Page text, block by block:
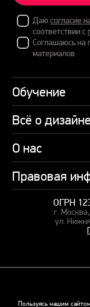
Пользуясь нашим
Даюсогласие
соответствии с
Соглашаюсь на
материалов
Обучение
Курсы
Пакетные
Профессии
Подарочные
Курсы для
Пакетные
Всё о дизайне
Учебник по
Банк слайдов
Вебинары
Студия дизайна
Заказать
О нас
Об академии
СМИ о нас
Правовая
Карта сайта
Оферта и
Политика
ОГРН
г.
ул.
© 2015–2026